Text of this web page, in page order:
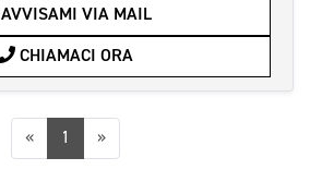
AVVISAMI VIA MAIL
CHIAMACI ORA
«Precedente
1 »Successiva